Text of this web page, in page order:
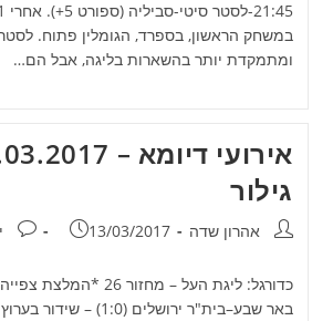
במשחק הראשון, בספרד, הגומלין פתוח.
ומתמקדת יותר בהשארות בליגה, אבל הם…
גילור
מחבר:אהרון שדה פורסם:
13/03/2017